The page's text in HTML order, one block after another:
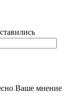
Ваше мнение